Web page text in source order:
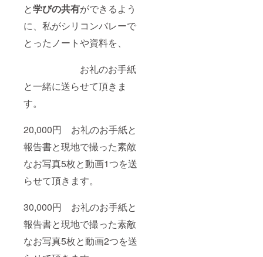
と学びの共有ができるよう
に、私がシリコンバレーで
とったノートや資料を、
お礼のお手紙
と一緒に送らせて頂きま
す。
20,000円 お礼のお手紙と
報告書と現地で撮った素敵
なお写真5枚と動画1つを送
らせて頂きます。
30,000円 お礼のお手紙と
報告書と現地で撮った素敵
なお写真5枚と動画2つを送